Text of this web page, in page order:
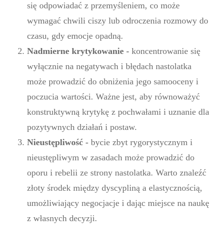
się odpowiadać z przemyśleniem, co może
wymagać chwili ciszy lub odroczenia rozmowy do
czasu, gdy emocje opadną.
Nadmierne krytykowanie - koncentrowanie się
wyłącznie na negatywach i błędach nastolatka
może prowadzić do obniżenia jego samooceny i
poczucia wartości. Ważne jest, aby równoważyć
konstruktywną krytykę z pochwałami i uznanie dla
pozytywnych działań i postaw.
Nieustępliwość - bycie zbyt rygorystycznym i
nieustępliwym w zasadach może prowadzić do
oporu i rebelii ze strony nastolatka. Warto znaleźć
złoty środek między dyscypliną a elastycznością,
umożliwiający negocjacje i dając miejsce na naukę
z własnych decyzji.